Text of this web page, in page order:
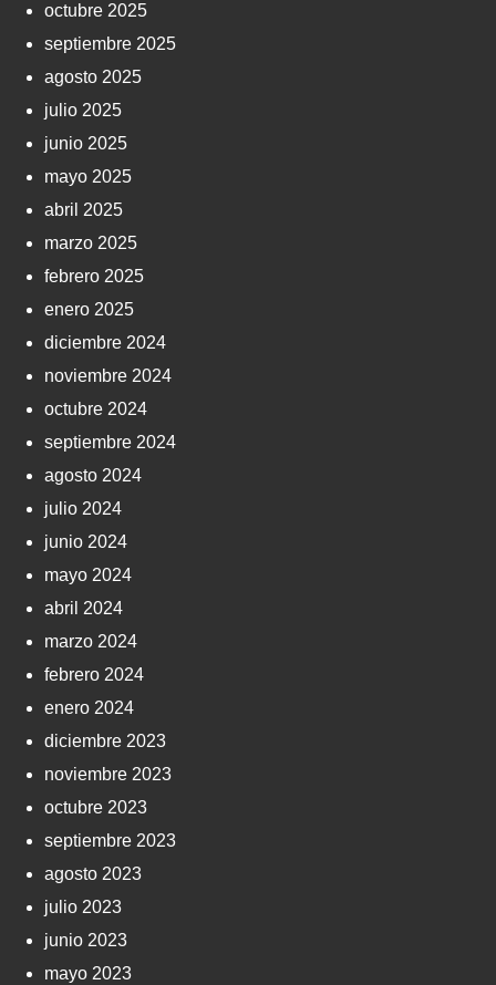
octubre 2025
septiembre 2025
agosto 2025
julio 2025
junio 2025
mayo 2025
abril 2025
marzo 2025
febrero 2025
enero 2025
diciembre 2024
noviembre 2024
octubre 2024
septiembre 2024
agosto 2024
julio 2024
junio 2024
mayo 2024
abril 2024
marzo 2024
febrero 2024
enero 2024
diciembre 2023
noviembre 2023
octubre 2023
septiembre 2023
agosto 2023
julio 2023
junio 2023
mayo 2023